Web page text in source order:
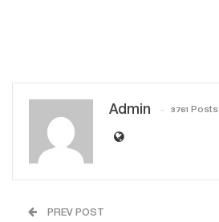
Admin 3761 Posts
PREV POST